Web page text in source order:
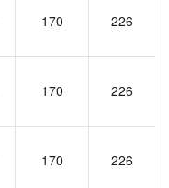
170 226
170 226
170 226